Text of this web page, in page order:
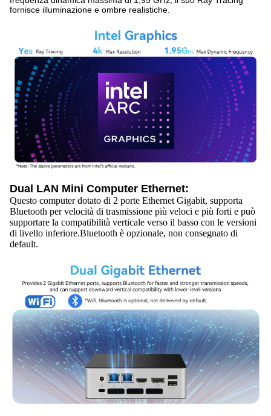
fornisce illuminazione e ombre realistiche.
Dual LAN Mini Computer Ethernet:
Questo computer dotato di 2 porte Ethernet Gigabit, supporta
Bluetooth per velocità di trasmissione più veloci e più forti e può
supportare la compatibilità verticale verso il basso con le versioni
di livello inferiore.Bluetooth è opzionale, non consegnato di
default.